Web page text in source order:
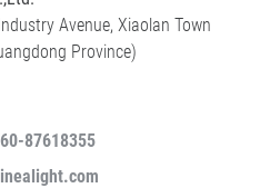
Avenue, Xiaolan Town
Province)
87618355